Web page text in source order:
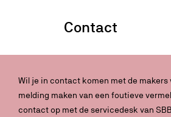
Contact
Wil je in contact komen met de makers
melding maken van een foutieve
contact op met de servicedesk van SBB.